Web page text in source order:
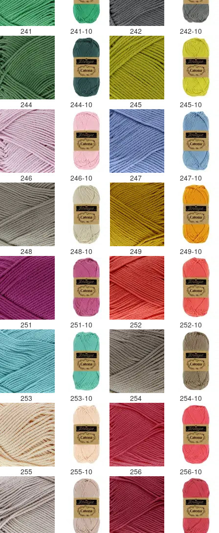
241 241-10 242 242-10
244 244-10 245 245-10
246 246-10 247 247-10
248 248-10 249 249-10
251 251-10 252 252-10
253 253-10 254 254-10
255 255-10 256 256-10